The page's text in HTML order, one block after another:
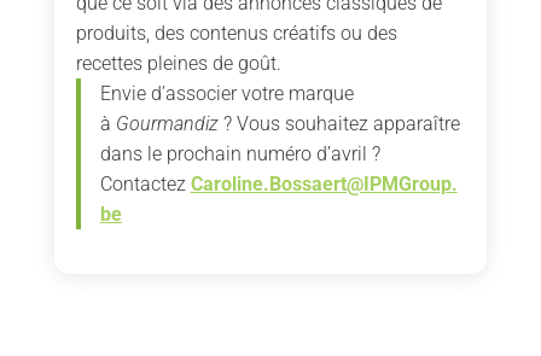
produits, des contenus créatifs ou des
recettes pleines de goût.
Envie d’associer votre marque
à Gourmandiz? Vous souhaitez apparaître
dans le prochain numéro d’avril ?
Contactez Caroline.Bossaert@IPMGroup.
be